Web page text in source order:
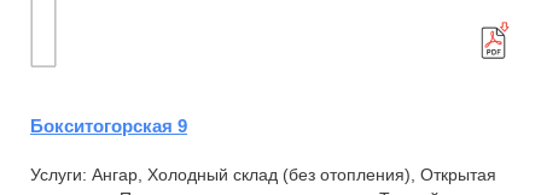
Бокситогорская 9
Услуги: Ангар, Холодный склад (без отопления), Открытая